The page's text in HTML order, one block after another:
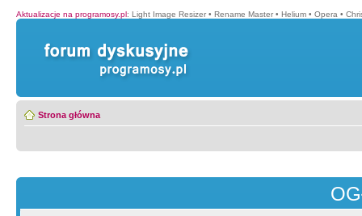
Aktualizacje na programosy.pl: Light Image Resizer • Rename Master • Helium • Opera •
Strona główna